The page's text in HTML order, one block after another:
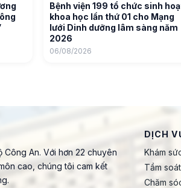
Bệnh viện 199 tổ chức sinh
khoa học lần thứ 01 cho Mạng
lưới Dinh dưỡng lâm sàng năm
2026
06/08/2026
Công An. Với hơn 22 chuyên
cao, chúng tôi cam kết
DỊCH
Khám
Tầm soát
Chăm